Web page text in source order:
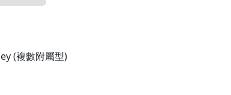
(複數附屬型)